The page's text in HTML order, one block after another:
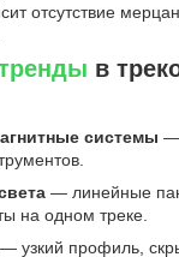
отсутствие
в
системы —
— линейные
на одном треке.
— узкий профиль,